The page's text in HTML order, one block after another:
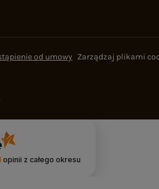
od umowy Zarządzaj plikami
opinii z całego okresu